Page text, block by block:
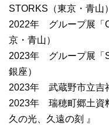
STORKS（東京・青山）
2022年 グループ展「
京・青山）
2023年 グループ展「
銀座）
2023年 武蔵野市立吉
2023年 瑞穂町郷土資
久の光、久遠の刻 』